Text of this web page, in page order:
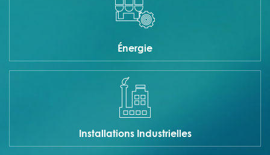
Énergie
Installations Industrielles